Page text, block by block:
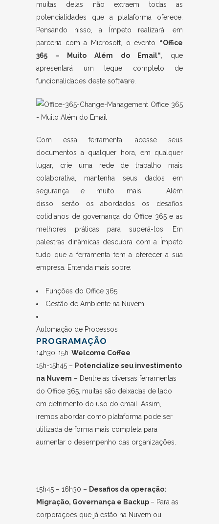
muitas delas não extraem todas as
potencialidades que a plataforma oferece.
Pensando nisso, a Ímpeto realizará, em
parceria com a Microsoft, o evento “Office
365 – Muito Além do
Email“ , que
apresentará um leque completo de
funcionalidades deste software.
Com essa ferramenta, acesse seus
documentos a qualquer hora, em qualquer
lugar, crie uma rede de trabalho mais
colaborativa, mantenha seus dados em
segurança e muito mais. Além
disso, serão os abordados os desafios
cotidianos de governança do Office 365 e as
melhores práticas para superá-los. Em
palestras dinâmicas descubra com a Ímpeto
tudo que a ferramenta tem a oferecer a sua
empresa. Entenda mais sobre:
Funções do Office 365
Gestão de Ambiente na Nuvem
Automação de Processos
PROGRAMAÇÃO
14h30-15h Welcome Coffee
15h-15h45 – Potencialize seu investimento
na Nuvem – Dentre as diversas ferramentas
do Office 365, muitas são deixadas de lado
em detrimento do uso do email. Assim,
iremos abordar como plataforma pode ser
utilizada de forma mais completa para
aumentar o desempenho das organizações.
15h45 – 16h30 – Desafios da operação:
Migração, Governança e Backup – Para as
corporações que já estão na Nuvem ou